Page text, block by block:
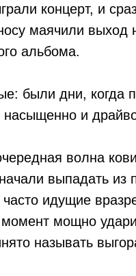
концерт, и
маячили выход
альбома.
были дни, когда
насыщенно и
волна
выпадать из
идущие
момент мощно
называть